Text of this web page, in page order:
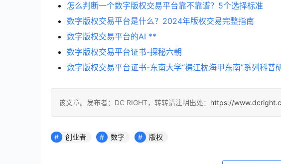
怎么判断一个数字版权交易平台靠不靠谱？5个选择标准
数字版权交易平台是什么？2024年版权交易完整指南
数字版权交易平台的AI **
数字版权交易平台证书-探秘六朝
数字版权交易平台证书-东南大学“襟江枕海甲东南”系列科普
该文章。发布者：DC RIGHT，转转请注明出处： https://
创业者 数字 版权